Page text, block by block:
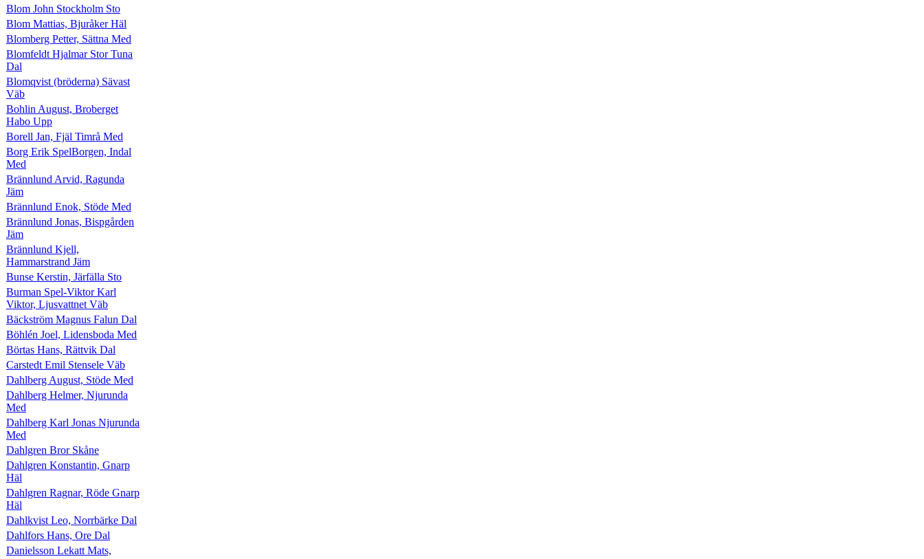
Blom John Stockholm Sto
Blom Mattias, Bjuråker Häl
Blomberg Petter, Sättna Med
Blomfeldt Hjalmar Stor Tuna
Dal
Blomqvist (bröderna) Sävast
Väb
Bohlin August, Broberget
Habo Upp
Borell Jan, Fjäl Timrå Med
Borg Erik SpelBorgen, Indal
Med
Brännlund Arvid, Ragunda
Jäm
Brännlund Enok, Stöde Med
Brännlund Jonas, Bispgården
Jäm
Brännlund Kjell,
Hammarstrand Jäm
Bunse Kerstin, Järfälla Sto
Burman Spel-Viktor Karl
Viktor, Ljusvattnet Väb
Bäckström Magnus Falun Dal
Böhlén Joel, Lidensboda Med
Börtas Hans, Rättvik Dal
Carstedt Emil Stensele Väb
Dahlberg August, Stöde Med
Dahlberg Helmer, Njurunda
Med
Dahlberg Karl Jonas Njurunda
Med
Dahlgren Bror Skåne
Dahlgren Konstantin, Gnarp
Häl
Dahlgren Ragnar, Röde Gnarp
Häl
Dahlkvist Leo, Norrbärke Dal
Dahlfors Hans, Ore Dal
Danielsson Lekatt Mats,